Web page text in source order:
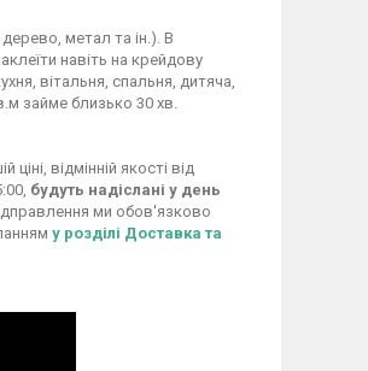
метал та ін.). В
навіть на крейдову
вітальня, спальня, дитяча,
займе близько 30 хв.
відмінній якості від
будуть надіслані у день
ми обов'язково
у розділі Доставка та